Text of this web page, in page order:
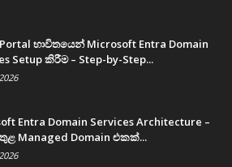
භාවිතයෙන් Microsoft Entra Domain
Setup කිරීම – Step-by-Step...
Entra Domain Services Architecture –
Managed Domain එකක්...